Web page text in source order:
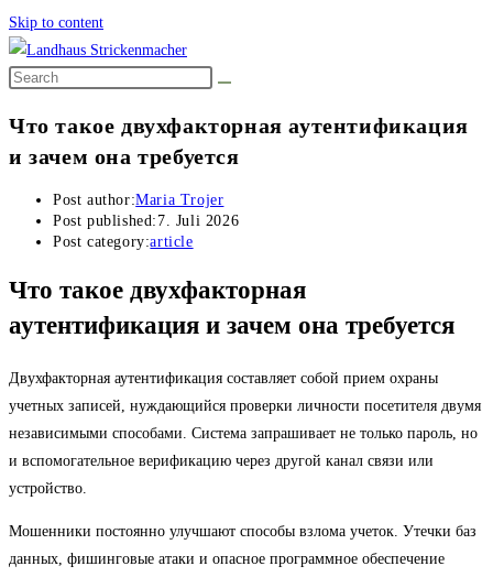
Skip to content
Что такое двухфакторная аутентификация
и зачем она требуется
Post author:Maria Trojer
Post published: 7. Juli 2026
Post category:article
Что такое двухфакторная
аутентификация и зачем она требуется
Двухфакторная аутентификация составляет собой прием охраны
учетных записей, нуждающийся проверки личности посетителя двумя
независимыми способами. Система запрашивает не только пароль, но
и вспомогательное верификацию через другой канал связи или
устройство.
Мошенники постоянно улучшают способы взлома учеток. Утечки баз
данных, фишинговые атаки и опасное программное обеспечение